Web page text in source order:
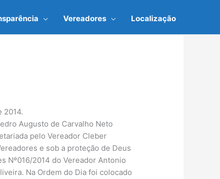
Vereadores Localização
2014.
Augusto de Carvalho Neto
pelo Vereador Cleber
e sob a proteção de Deus
Nº016/2014 do Vereador Antonio
Na Ordem do Dia foi colocado